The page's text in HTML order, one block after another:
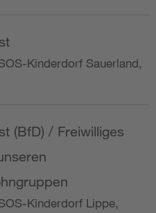
Kinderdorf Sauerland,
(BfD) / Freiwilliges
Kinderdorf Lippe,